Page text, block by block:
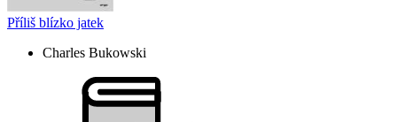
Příliš blízko jatek
Charles Bukowski